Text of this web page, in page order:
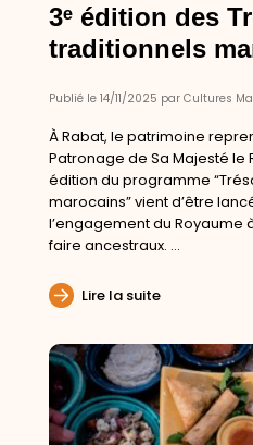
3ᵉ édition des
traditionnels
Publié le 14/11/2025 par Cultures
À Rabat, le patrimoine
Patronage de Sa Majesté le
édition du programme
marocains” vient d’être
l’engagement du
faire ancestraux. ...
Lire la suite